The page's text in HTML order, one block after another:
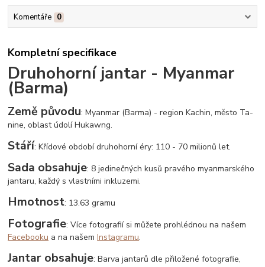
Komentáře 0
Kompletní specifikace
Druhohorní jantar - Myanmar
(Barma)
Země původu: Myanmar (Barma) - region Kachin, město Ta-
nine, oblast údolí Hukawng.
Stáří: Křídové období druhohorní éry: 110 - 70 milionů let.
Sada obsahuje: 8 jedinečných kusů pravého myanmarského
jantaru, každý s vlastními inkluzemi.
Hmotnost: 13.63 gramu
Fotografie: Více fotografií si můžete prohlédnou na našem
Facebooku a na našemInstagramu.
Jantar obsahuje: Barva jantarů dle přiložené fotografie,